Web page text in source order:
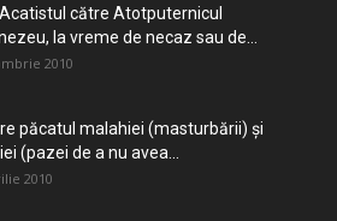
către Atotputernicul
la vreme de necaz sau de...
2010
păcatul malahiei (masturbării) şi
(pazei de a nu avea...
2010